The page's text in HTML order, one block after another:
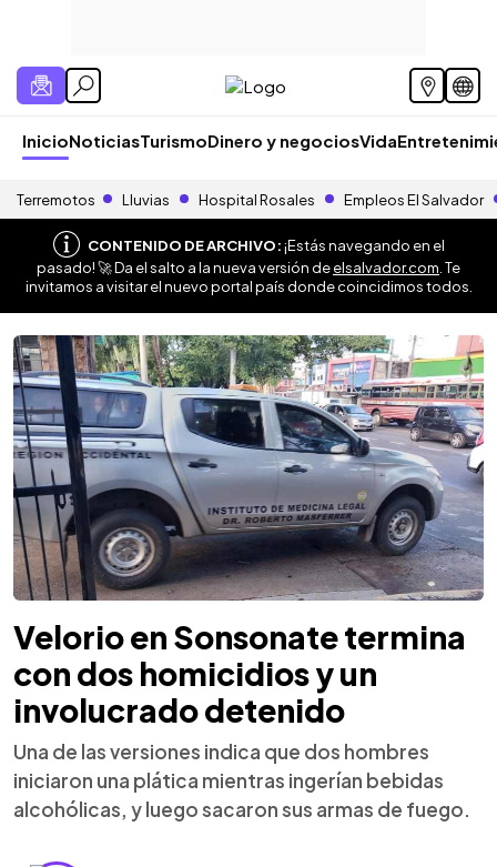
InicioNoticiasTurismoDinero y negociosVida
Terremotos Lluvias Hospital Rosales Empleos El Salvador
CONTENIDO DE ARCHIVO:¡Estás navegando en el
pasado! 🚀 Da el salto a la nueva versión deelsalvador.com . Te
invitamos a visitar el nuevo portal país donde coincidimos todos.
Velorio en Sonsonate termina
con dos homicidios y un
involucrado detenido
Una de las versiones indica que dos hombres
iniciaron una plática mientras ingerían bebidas
alcohólicas, y luego sacaron sus armas de fuego.